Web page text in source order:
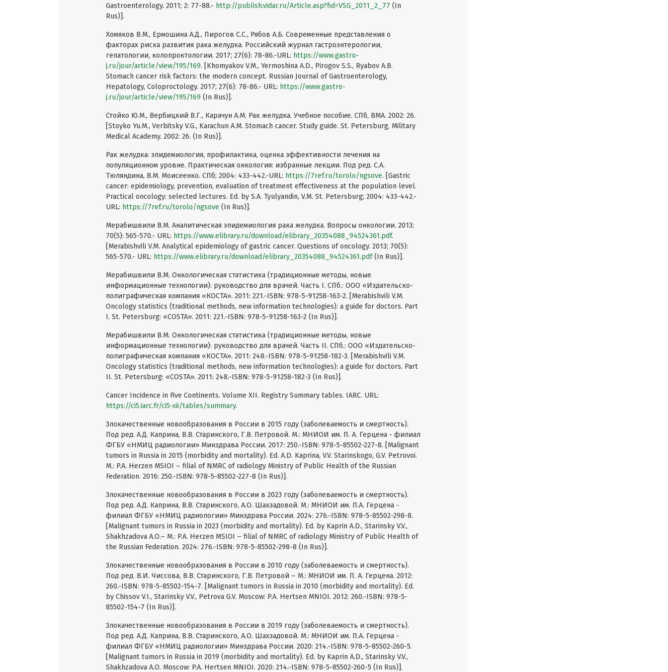
Gastroenterology. 2011; 2: 77-88.- http://publish.vidar.ru/Article.asp?fid=VSG_2011_2_77 (In
Rus)].
Хомяков В.М., Ермошина А.Д., Пирогов С.С., Рябов А.Б. Современные представления о
факторах риска развития рака желудка. Российский журнал гастроэнтерологии,
гепатологии, колопроктологии. 2017; 27(6): 78-86.-URL: https://www.gastro-
j.ru/jour/article/view/195/169. [Khomyakov V.M., Yermoshina A.D., Pirogov S.S., Ryabov A.B.
Stomach cancer risk factors: the modern concept. Russian Journal of Gastroenterology,
Hepatology, Coloproctology. 2017; 27(6): 78-86.- URL: https://www.gastro-
j.ru/jour/article/view/195/169 (In Rus)].
Стойко Ю.М., Вербицкий В.Г., Карачун А.М. Рак желудка. Учебное пособие. СПб, ВМА. 2002: 26.
[Stoyko Yu.M., Verbitsky V.G., Karachun A.M. Stomach cancer. Study guide. St. Petersburg, Military
Medical Academy. 2002: 26. (In Rus)].
Рак желудка: эпидемиология, профилактика, оценка эффективности лечения на
популяционном уровне. Практическая онкология: избранные лекции. Под ред. С.А.
Тюляндина, В.М. Моисеенко. СПб; 2004: 433-442.-URL: https://7ref.ru/torolo/ngsove. [Gastric
cancer: epidemiology, prevention, evaluation of treatment effectiveness at the population level.
Practical oncology: selected lectures. Ed. by S.A. Tyulyandin, V.M. St. Petersburg; 2004: 433-442.-
URL: https://7ref.ru/torolo/ngsove (In Rus)].
Мерабишвили В.М. Аналитическая эпидемиология рака желудка. Вопросы онкологии. 2013;
70(5): 565-570.- URL: https://www.elibrary.ru/download/elibrary_20354088_94524361.pdf.
[Merabishvili V.M. Analytical epidemiology of gastric cancer. Questions of oncology. 2013; 70(5):
565-570.- URL: https://www.elibrary.ru/download/elibrary_20354088_94524361.pdf(In Rus)].
Мерабишвили В.М. Онкологическая статистика (традиционные методы, новые
информационные технологии): руководство для врачей. Часть I. СПб.: ООО «Издательско-
полиграфическая компания «КОСТА». 2011: 221.-ISBN: 978-5-91258-163-2. [Merabishvili V.M.
Oncology statistics (traditional methods, new information technologies): a guide for doctors. Part
I. St. Petersburg: «COSTA». 2011: 221.-ISBN: 978-5-91258-163-2 (In Rus)].
Мерабишвили В.М. Онкологическая статистика (традиционные методы, новые
информационные технологии): руководство для врачей. Часть II. СПб.: ООО «Издательско-
полиграфическая компания «КОСТА». 2011: 248.-ISBN: 978-5-91258-182-3. [Merabishvili V.M.
Oncology statistics (traditional methods, new information technologies): a guide for doctors. Part
II. St. Petersburg: «COSTA». 2011: 248.-ISBN: 978-5-91258-182-3 (In Rus)].
Cancer Incidence in Five Continents. Volume XII. Registry Summary tables. IARC. URL:
https://ci5.iarc.fr/ci5-xii/tables/summary.
Злокачественные новообразования в России в 2015 году (заболеваемость и смертность).
Под ред. А.Д. Каприна, В.В. Старинского, Г.В. Петровой. М.: МНИОИ им. П. А. Герцена - филиал
ФГБУ «НМИЦ радиологии» Минздрава России. 2017: 250.-ISBN: 978-5-85502-227-8. [Malignant
tumors in Russia in 2015 (morbidity and mortality). Ed. A.D. Kaprina, V.V. Starinskogo, G.V. Petrovoi.
M.: P.A. Herzen MSIOI – filial of NMRC of radiology Ministry of Public Health of the Russian
Federation. 2016: 250.-ISBN: 978-5-85502-227-8 (In Rus)].
Злокачественные новообразования в России в 2023 году (заболеваемость и смертность).
Под ред. А.Д. Каприна, В.В. Старинского, А.О. Шахзадовой. М.: МНИОИ им. П.А. Герцена -
филиал ФГБУ «НМИЦ радиологии» Минздрава России. 2024: 276.-ISBN: 978-5-85502-298-8.
[Malignant tumors in Russia in 2023 (morbidity and mortality). Ed. by Kaprin A.D., Starinsky V.V.,
Shakhzadova A.O.– M.: P.A. Herzen MSIOI – filial of NMRC of radiology Ministry of Public Health of
the Russian Federation. 2024: 276.-ISBN: 978-5-85502-298-8 (In Rus)].
Злокачественные новообразования в России в 2010 году (заболеваемость и смертность).
Под ред. В.И. Чиссова, В.В. Старинского, Г.В. Петровой – М.: МНИОИ им. П. А. Герцена. 2012:
260.-ISBN: 978-5-85502-154-7. [Malignant tumors in Russia in 2010 (morbidity and mortality). Ed.
by Chissov V.I., Starinsky V.V., Petrova G.V. Moscow: P.A. Hertsen MNIOI. 2012: 260.-ISBN: 978-5-
85502-154-7 (In Rus)].
Злокачественные новообразования в России в 2019 году (заболеваемость и смертность).
Под ред. А.Д. Каприна, В.В. Старинского, А.О. Шахзадовой. М.: МНИОИ им. П.А. Герцена -
филиал ФГБУ «НМИЦ радиологии» Минздрава России. 2020: 214.-ISBN: 978-5-85502-260-5.
[Malignant tumors in Russia in 2019 (morbidity and mortality). Ed. by Kaprin A.D., Starinsky V.V.,
Shakhzadova A.O. Moscow: P.A. Hertsen MNIOI. 2020: 214.-ISBN: 978-5-85502-260-5 (In Rus)].